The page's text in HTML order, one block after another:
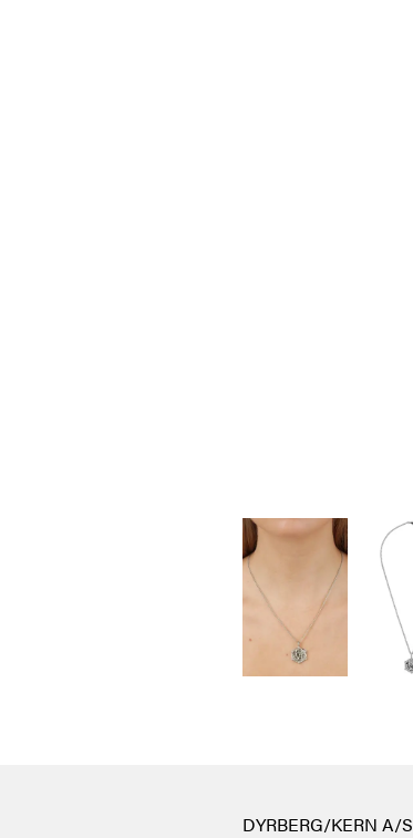
DYRBERG/KERN A/S